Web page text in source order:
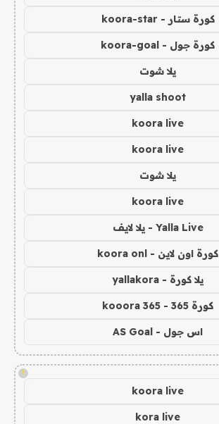
كورة ستار - koora-star
كورة جول - koora-goal
يلا شوت
yalla shoot
koora live
koora live
يلا شوت
koora live
Yalla Live - يلا لايف
كورة اون لاين - koora onl
يلا كورة - yallakora
كورة 365 - kooora 365
اس جول - AS Goal
!
koora live
kora live